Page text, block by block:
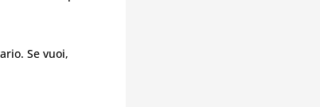
Se vuoi,